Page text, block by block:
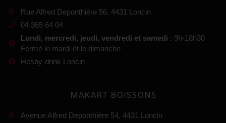
Rue Alfred Deponthière 56, 4431 Loncin
04 365 64 04
Lundi, mercredi, jeudi, vendredi et samedi : 9h-18h30
Fermé le mardi et le dimanche
Hesby-drink Loncin
MAKART BOISSONS
Avenue Alfred Deponthière 54, 4431 Loncin